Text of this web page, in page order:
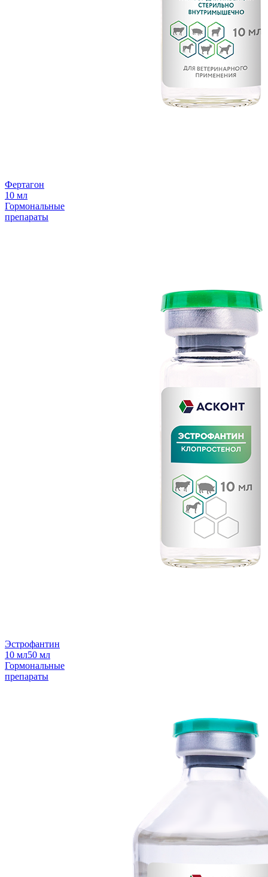
Фертагон
10 мл
Гормональные
препараты
Эстрофантин
10 мл50 мл
Гормональные
препараты